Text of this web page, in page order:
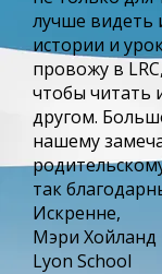
лучше видеть
истории и
провожу в
чтобы читать
другом.
нашему
так
Искренне,
Мэри Хойланд
Lyon School